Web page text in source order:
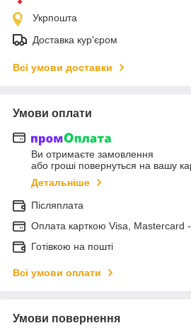
Укрпошта
Доставка кур'єром
Всі умови доставки
Умови оплати
Ви отримаєте замовлення
або гроші повернуться на вашу
Детальніше
Післяплата
Оплата карткою Visa, Mastercard
Готівкою на пошті
Всі умови оплати
Умови повернення